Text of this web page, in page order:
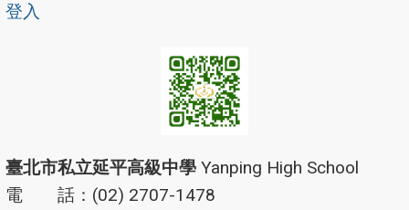
登入
臺北市私立延平高級中學 Yanping High School
電 話：(02) 2707-1478